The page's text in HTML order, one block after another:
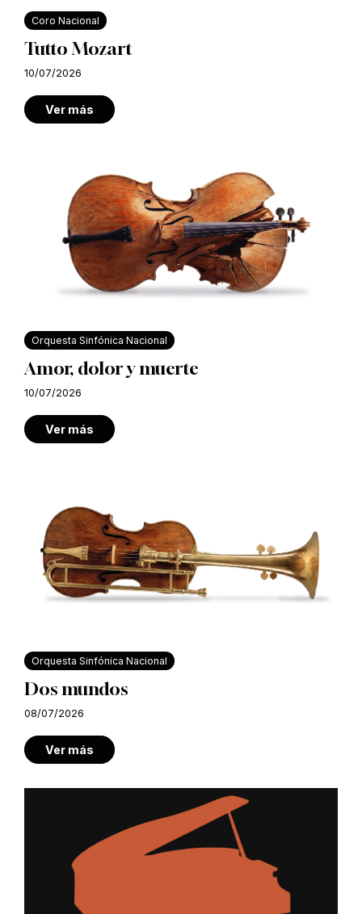
Coro Nacional
Tutto Mozart
10/07/2026
Ver más
Orquesta Sinfónica Nacional
Amor, dolor y muerte
10/07/2026
Ver más
Orquesta Sinfónica Nacional
Dos mundos
08/07/2026
Ver más